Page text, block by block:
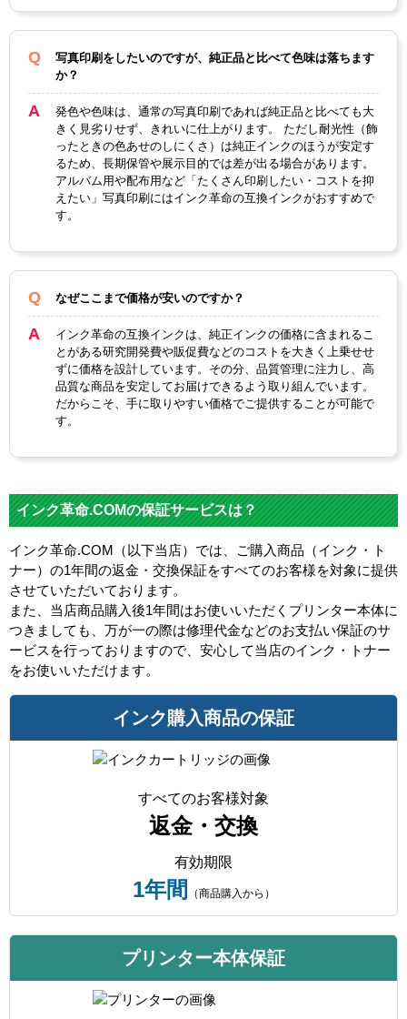
マゼン
タ
ライト
シアン
顔料・
染料
ICチッ
プ
あり
製品タ
イプ
互換インク
写真印刷をしたいのですが、純正品と比べて色味は落ちます
か？
発色や色味は、通常の写真印刷であれば純正品と比べても大
きく見劣りせず、きれいに仕上がります。 ただし耐光性（飾
ったときの色あせのしにくさ）は純正インクのほうが安定す
るため、長期保管や展示目的では差が出る場合があります。
アルバム用や配布用など「たくさん印刷したい・コストを抑
えたい」写真印刷にはインク革命の互換インクがおすすめで
す。
なぜここまで価格が安いのですか？
インク革命の互換インクは、純正インクの価格に含まれるこ
とがある研究開発費や販促費などのコストを大きく上乗せせ
ずに価格を設計しています。その分、品質管理に注力し、高
品質な商品を安定してお届けできるよう取り組んでいます。
だからこそ、手に取りやすい価格でご提供することが可能で
す。
インク革命.COMの保証サービスは？
インク革命.COM（以下当店）では、ご購入商品（インク・ト
ナー）の1年間の返金・交換保証をすべてのお客様を対象に提供
させていただいております。
また、当店商品購入後1年間はお使いいただくプリンター本体に
つきましても、万が一の際は修理代金などのお支払い保証のサ
ービスを行っておりますので、安心して当店のインク・トナー
をお使いいただけます。
インク購入商品の保証
すべてのお客様対象
返金・交換
有効期限
1年間 （商品購入から）
プリンター本体保証